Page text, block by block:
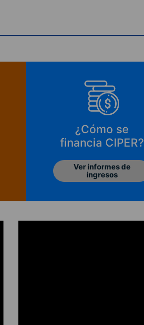
¿Cómo se
financia CIPER?
Ver informes de
ingresos